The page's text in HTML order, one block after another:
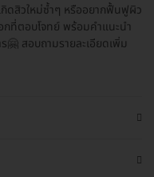
ดสิวใหม่ซ้ำๆ หรืออยากฟื้นฟูผิว
กที่ตอบโจทย์ พร้อมคำแนะนำ
🤗 สอบถามรายละเอียดเพิ่ม